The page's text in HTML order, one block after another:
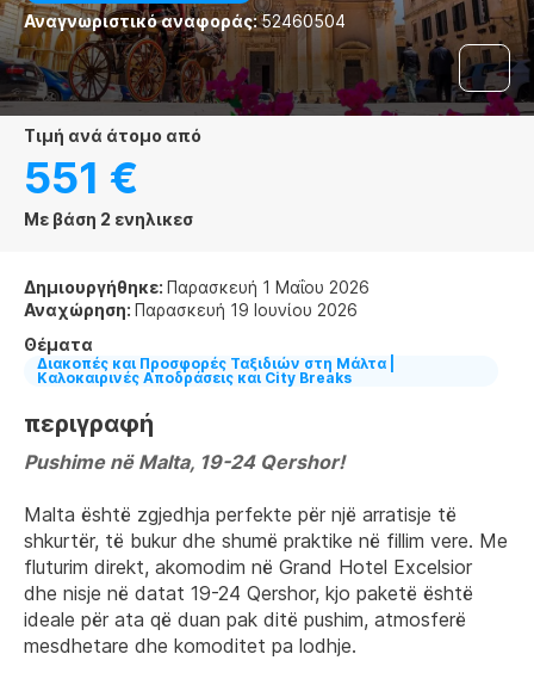
Αναγνωριστικό αναφοράς:52460504
τιμή ανά άτομο από
551 €
Με βάση 2 ενηλικεσ
Δημιουργήθηκε: Παρασκευή 1 Μαΐου 2026
Αναχώρηση: Παρασκευή 19 Ιουνίου 2026
Θέματα
Διακοπές και Προσφορές Ταξιδιών στη Μάλτα |
Καλοκαιρινές Αποδράσεις και City Breaks
περιγραφή
Pushime në Malta, 19-24 Qershor!
Malta është zgjedhja perfekte për një arratisje të
shkurtër, të bukur dhe shumë praktike në fillim vere. Me
fluturim direkt, akomodim në Grand Hotel Excelsior
dhe nisje në datat 19-24 Qershor, kjo paketë është
ideale për ata që duan pak ditë pushim, atmosferë
mesdhetare dhe komoditet pa lodhje.